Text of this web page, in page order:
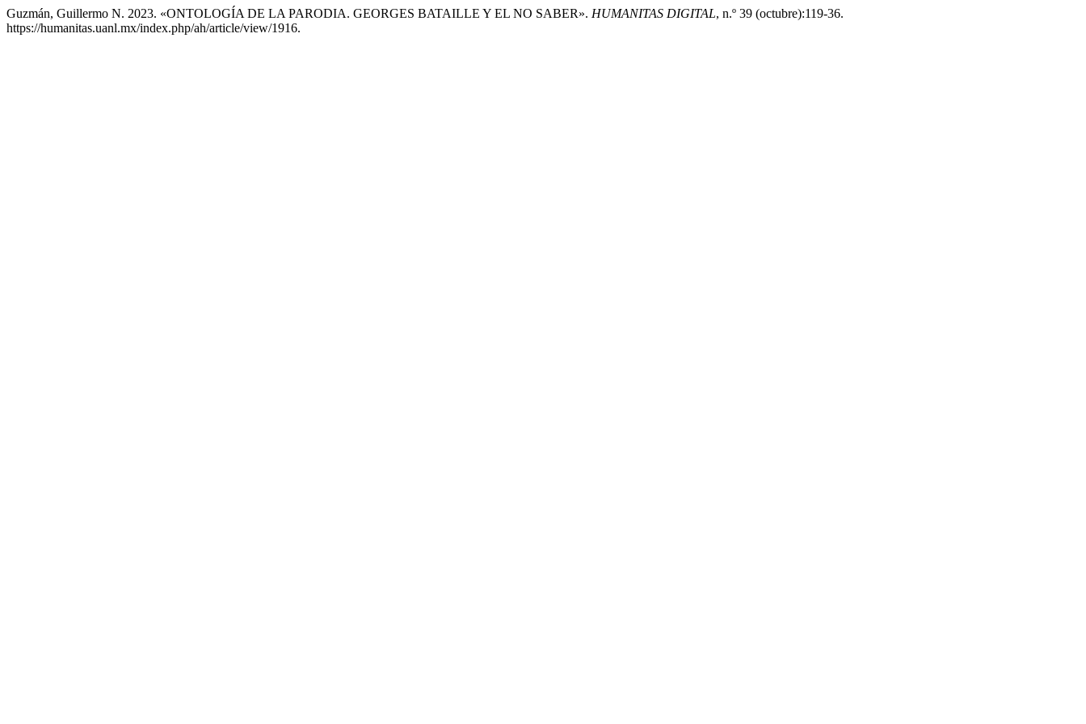
Guzmán, Guillermo N. 2023. «ONTOLOGÍA DE LA PARODIA. GEORGES BATAILLE Y EL NO SABER». HUMANITAS DIGITAL, n.º 39 (octubre):119-36.
https://humanitas.uanl.mx/index.php/ah/article/view/1916.